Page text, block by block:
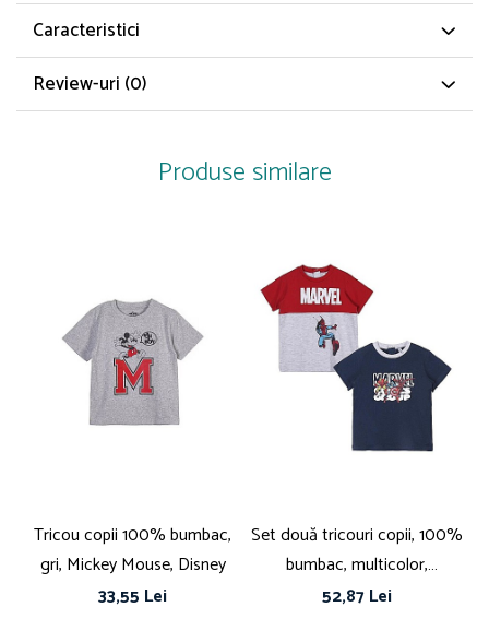
Caracteristici
Review-uri (0)
Produse similare
Tricou copii 100% bumbac,
gri, Mickey Mouse, Disney
33,55 Lei
Set două tricouri copii, 100%
bumbac, multicolor,
Spiderman
52,87 Lei